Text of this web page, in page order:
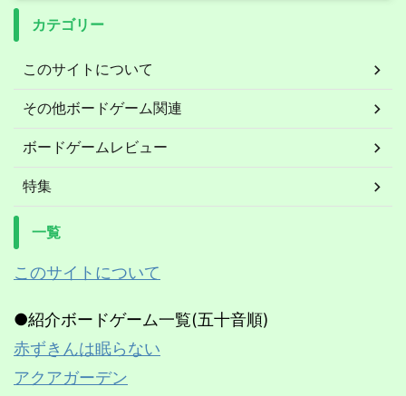
カテゴリー
このサイトについて
その他ボードゲーム関連
ボードゲームレビュー
特集
一覧
このサイトについて
●紹介ボードゲーム一覧(五十音順)
赤ずきんは眠らない
アクアガーデン